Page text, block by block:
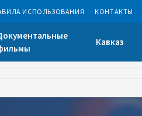
ИСПОЛЬЗОВАНИЯ КОНТАКТЫ
Кавказ